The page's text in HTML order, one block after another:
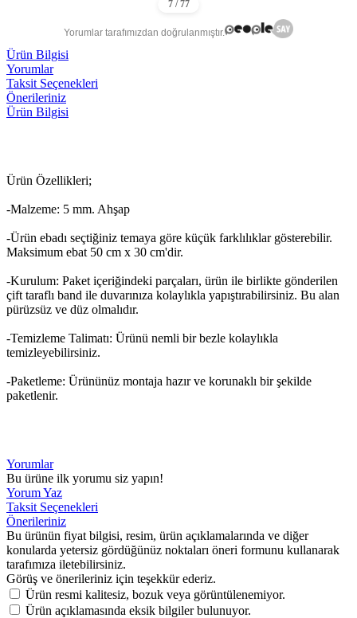
Yorumlar tarafımızdan doğrulanmıştır.
Ürün Bilgisi
Yorumlar
Taksit Seçenekleri
Önerileriniz
Ürün Bilgisi
Ürün Özellikleri;
-Malzeme: 5 mm. Ahşap
-Ürün ebadı seçtiğiniz temaya göre küçük farklılıklar gösterebilir.
Maksimum ebat 50 cm x 30 cm'dir.
-Kurulum: Paket içeriğindeki parçaları, ürün ile birlikte gönderilen
çift taraflı band ile duvarınıza kolaylıkla yapıştırabilirsiniz. Bu alan
pürüzsüz ve düz olmalıdır.
-Temizleme Talimatı: Ürünü nemli bir bezle kolaylıkla
temizleyebilirsiniz.
-Paketleme: Ürününüz montaja hazır ve korunaklı bir şekilde
paketlenir.
Yorumlar
Bu ürüne ilk yorumu siz yapın!
Yorum Yaz
Taksit Seçenekleri
Önerileriniz
Bu ürünün fiyat bilgisi, resim, ürün açıklamalarında ve diğer
konularda yetersiz gördüğünüz noktaları öneri formunu kullanarak
tarafımıza iletebilirsiniz.
Görüş ve önerileriniz için teşekkür ederiz.
Ürün resmi kalitesiz, bozuk veya görüntülenemiyor.
Ürün açıklamasında eksik bilgiler bulunuyor.